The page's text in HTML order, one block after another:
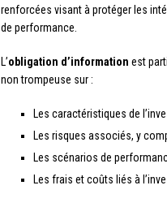
renforcées visant à protéger les
de performance.
L’obligation d’information est
non trompeuse sur :
Les caractéristiques de
Les risques associés, y
Les scénarios de
Les frais et coûts liés à